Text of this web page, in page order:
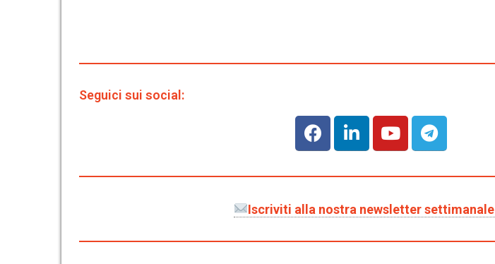
Seguici sui social:
Iscriviti alla nostra newsletter settimanale